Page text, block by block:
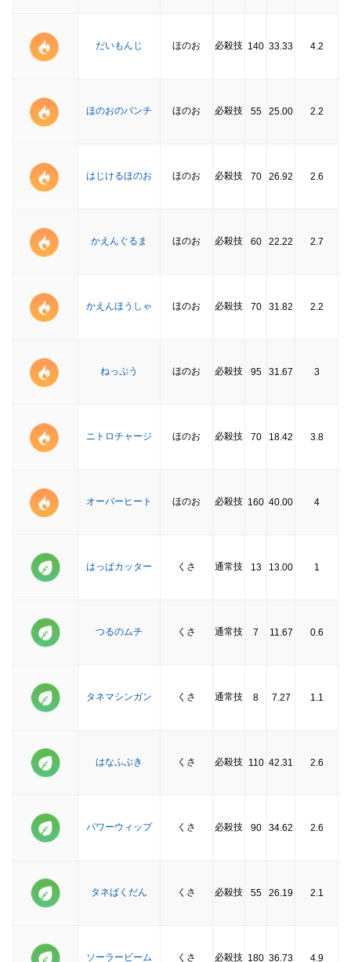
だいもんじ ほのお 必殺技 140 33.33 4.2
ほのおのパンチ ほのお 必殺技 55 25.00 2.2
はじけるほのお ほのお 必殺技 70 26.92 2.6
かえんぐるま ほのお 必殺技 60 22.22 2.7
かえんほうしゃ ほのお 必殺技 70 31.82 2.2
ねっぷう ほのお 必殺技 95 31.67 3
ニトロチャージ ほのお 必殺技 70 18.42 3.8
オーバーヒート ほのお 必殺技 160 40.00 4
はっぱカッター くさ 通常技 13 13.00 1
つるのムチ くさ 通常技 7 11.67 0.6
タネマシンガン くさ 通常技 8 7.27 1.1
はなふぶき くさ 必殺技 110 42.31 2.6
パワーウィップ くさ 必殺技 90 34.62 2.6
タネばくだん くさ 必殺技 55 26.19 2.1
ソーラービーム くさ 必殺技 180 36.73 4.9